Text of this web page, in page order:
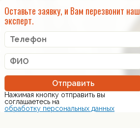
Оставьте заявку, и Вам перезвонит наш
эксперт.
Отправить
Нажимая кнопку отправить вы
соглашаетесь на
обработку персональных данных